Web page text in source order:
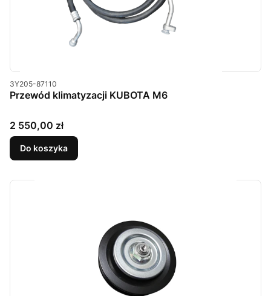
Kod produktu
3Y205-87110
Przewód klimatyzacji KUBOTA M6
Cena
2 550,00 zł
Do koszyka